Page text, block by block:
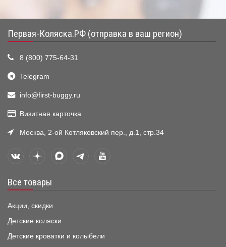
Первая-Коляска.РФ (отправка в ваш регион)
8 (800) 775-64-31
Telegram
info@first-buggy.ru
Визитная карточка
Москва, 2-ой Котляковский пер., д.1, стр.34
Все товары
Акции, скидки
Детские коляски
Детские кроватки и колыбели